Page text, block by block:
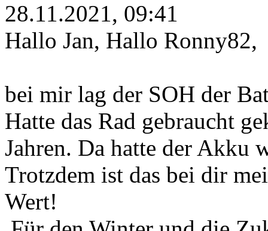
28.11.2021, 09:41
Hallo Jan, Hallo Ronny82,
bei mir lag der SOH der
Hatte das Rad gebraucht
Jahren. Da hatte der Akku
Trotzdem ist das bei dir
Wert!